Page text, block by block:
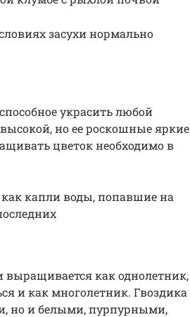
засухи нормально
украсить любой
но ее роскошные яркие
цветок необходимо в
капли воды, попавшие на
выращивается как однолетник,
и как многолетник. Гвоздика
но и белыми, пурпурными,